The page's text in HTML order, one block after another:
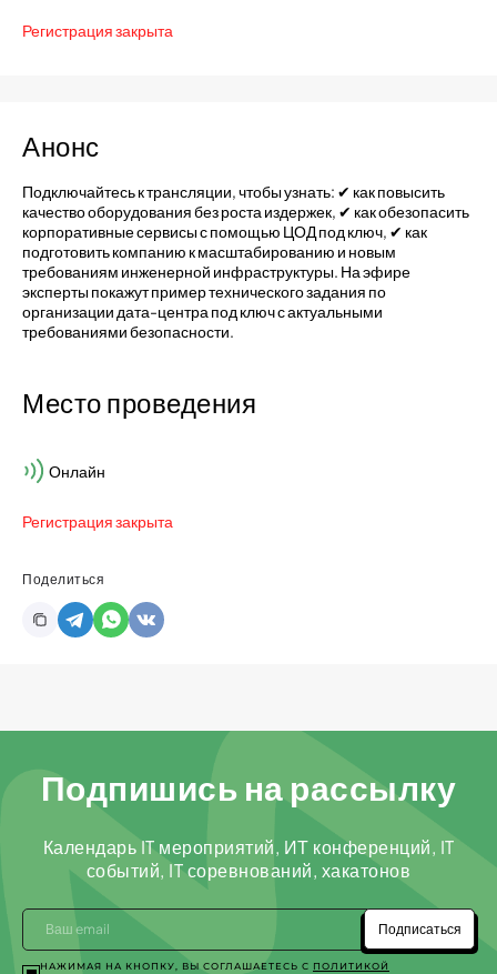
Регистрация закрыта
Анонс
Подключайтесь к трансляции, чтобы узнать: ✔ как повысить
качество оборудования без роста издержек, ✔ как обезопасить
корпоративные сервисы с помощью ЦОД под ключ, ✔ как
подготовить компанию к масштабированию и новым
требованиям инженерной инфраструктуры. На эфире
эксперты покажут пример технического задания по
организации дата-центра под ключ с актуальными
требованиями безопасности.
Место проведения
Онлайн
Регистрация закрыта
Поделиться
Подпишись на рассылку
Календарь IT мероприятий, ИТ конференций, IT
событий, IT соревнований, хакатонов
Подписаться
НАЖИМАЯ НА КНОПКУ, ВЫ СОГЛАШАЕТЕСЬ С ПОЛИТИКОЙ